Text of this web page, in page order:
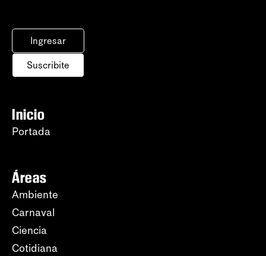
Ingresar
Suscribite
Inicio
Portada
Áreas
Ambiente
Carnaval
Ciencia
Cotidiana